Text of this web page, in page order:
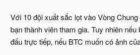
Với 10 đội xuất sắc lọt vào Vòng
bạn thành viên tham gia. Tuy nhiên
đấu trực tiếp, nếu BTC muốn có ảnh